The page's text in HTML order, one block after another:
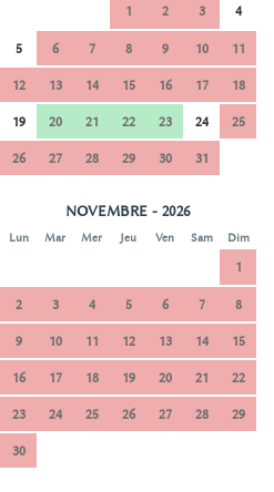
1 2 3 4
5 6 7 8 9 10 11
12 13 14 15 16 17 18
19 20 21 22 23 24 25
26 27 28 29 30 31
NOVEMBRE - 2026
Lun Mar Mer Jeu Ven Sam Dim
1
2 3 4 5 6 7 8
9 10 11 12 13 14 15
16 17 18 19 20 21 22
23 24 25 26 27 28 29
30